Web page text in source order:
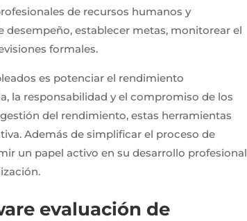
de recursos humanos y
establecer metas, monitorear el
formales.
es potenciar el rendimiento
la responsabilidad y el compromiso de los
del rendimiento, estas herramientas
Además de simplificar el proceso de
un papel activo en su desarrollo profesional
evaluación de